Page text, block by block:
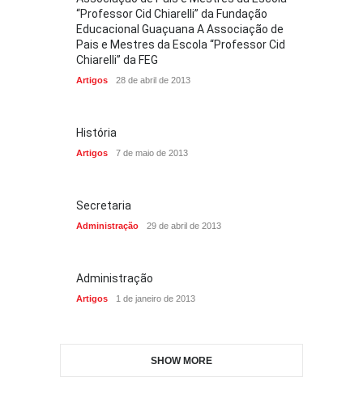
“Professor Cid Chiarelli” da Fundação
Educacional Guaçuana A Associação de
Pais e Mestres da Escola “Professor Cid
Chiarelli” da FEG
Artigos 28 de abril de 2013
História
Artigos 7 de maio de 2013
Secretaria
Administração 29 de abril de 2013
Administração
Artigos 1 de janeiro de 2013
SHOW MORE